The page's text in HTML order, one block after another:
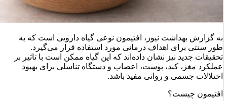
به گزارش بهداشت نیوز، افتیمون نوعی گیاه دارویی است که به
طور سنتی برای اهداف درمانی مورد استفاده قرار می‌گیرد.
تحقیقات جدید نیز نشان داده‌اند که این گیاه ممکن است با تاثیر بر
عملکرد مغز، کبد، پوست، اعصاب و دستگاه تناسلی برای بهبود
اختلالات جسمی و روانی مفید باشد.
افتیمون چیست؟